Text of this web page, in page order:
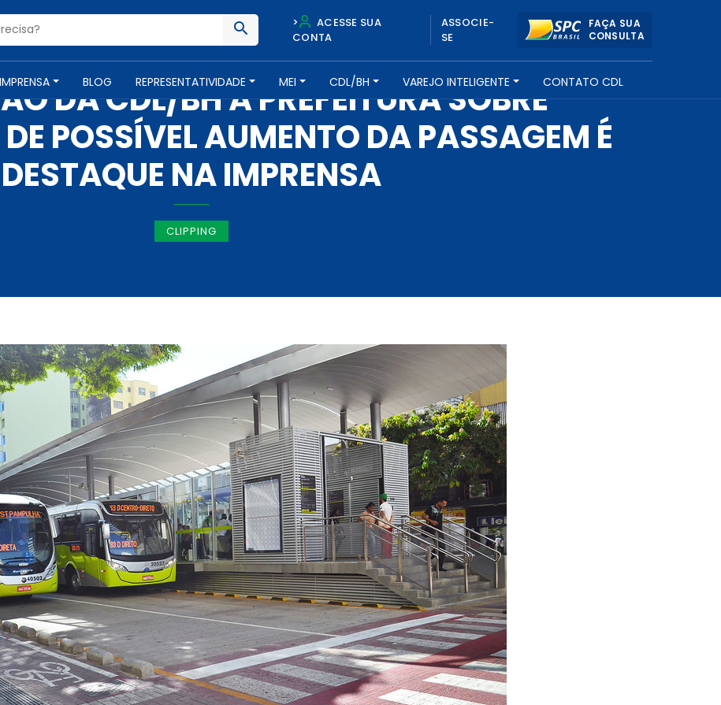
>
ACESSE SUA
CONTA
ASSOCIE-
SE
FAÇA SUA
CONSULTA
IMPRENSA BLOG REPRESENTATIVIDADE MEI CDL/BH VAREJO INTELIGENTE CONTATO CDL
IMPRENSA -7 DE ABRIL DE 2022
DA CDL/BH À PREFEITURA SOBRE
POSSÍVEL AUMENTO DA PASSAGEM É
DESTAQUE NA IMPRENSA
CLIPPING